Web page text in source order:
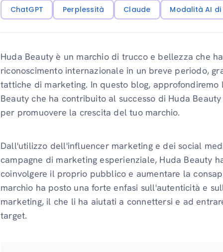
ChatGPT Perplessità Claude Modalità AI
Huda Beauty è un marchio di trucco e bellezza che
riconoscimento internazionale in un breve periodo,
tattiche di marketing. In questo blog,
Beauty che ha contribuito al successo di Huda
per promuovere la crescita del tuo marchio.
Dall'utilizzo dell'influencer marketing e dei social
campagne di marketing esperienziale, Huda Beauty
coinvolgere il proprio pubblico e aumentare la
marchio ha posto una forte enfasi sull'autenticità e
marketing, il che li ha aiutati a connettersi e ad
target.